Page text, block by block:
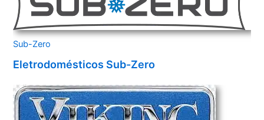
Sub-Zero
Eletrodomésticos Sub-Zero